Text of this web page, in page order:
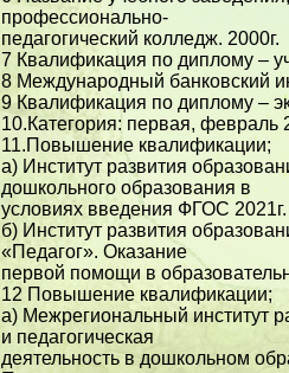
профессионально-
педагогический колледж. 2000г.
7 Квалификация по диплому –
8 Международный банковский
9 Квалификация по диплому –
10.Категория: первая, февраль
11.Повышение квалификации;
а) Институт развития
дошкольного образования в
условиях введения ФГОС 2021г.
б) Институт развития
«Педагог». Оказание
первой помощи в
12 Повышение квалификации;
а) Межрегиональный институт
и педагогическая
деятельность в дошкольном